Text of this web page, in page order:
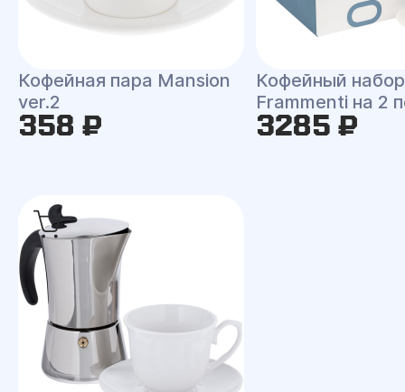
Кофейная пара Mansion
ver.2
358 ₽
Кофейный набор
Frammenti на 2
3285 ₽